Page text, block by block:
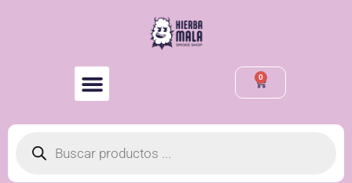
0
Cart
Búsqueda
productos